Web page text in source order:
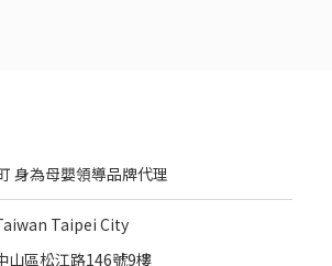
身為母嬰領導品牌代理
Taipei City
山區松江路146號9樓